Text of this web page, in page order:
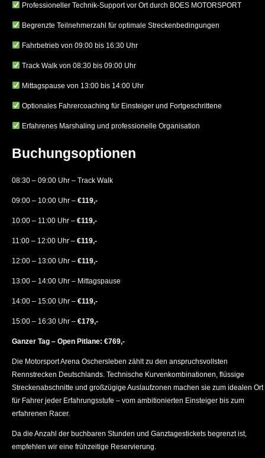
Professioneller Technik-Support vor Ort durch BOES MOTORSPORT
Begrenzte Teilnehmerzahl für optimale Streckenbedingungen
Fahrbetrieb von 09:00 bis 16:30 Uhr
Track Walk von 08:30 bis 09:00 Uhr
Mittagspause von 13:00 bis 14:00 Uhr
Optionales Fahrercoaching für Einsteiger und Fortgeschrittene
Erfahrenes Marshaling und professionelle Organisation
Buchungsoptionen
08:30 – 09:00 Uhr – Track Walk
09:00 – 10:00 Uhr – €119,-
10:00 – 11:00 Uhr – €119,-
11:00 – 12:00 Uhr – €119,-
12:00 – 13:00 Uhr – €119,-
13:00 – 14:00 Uhr – Mittagspause
14:00 – 15:00 Uhr – €119,-
15:00 – 16:30 Uhr – €179,-
Ganzer Tag – Open Pitlane: €769,-
Die Motorsport Arena Oschersleben zählt zu den anspruchsvollsten
Rennstrecken Deutschlands. Technische Kurvenkombinationen, flüssige
Streckenabschnitte und großzügige Auslaufzonen machen sie zum idealen Ort
für Fahrer jeder Erfahrungsstufe – vom ambitionierten Einsteiger bis zum
erfahrenen Racer.
Da die Anzahl der buchbaren Stunden und Ganztagestickets begrenzt ist,
empfehlen wir eine frühzeitige Reservierung.